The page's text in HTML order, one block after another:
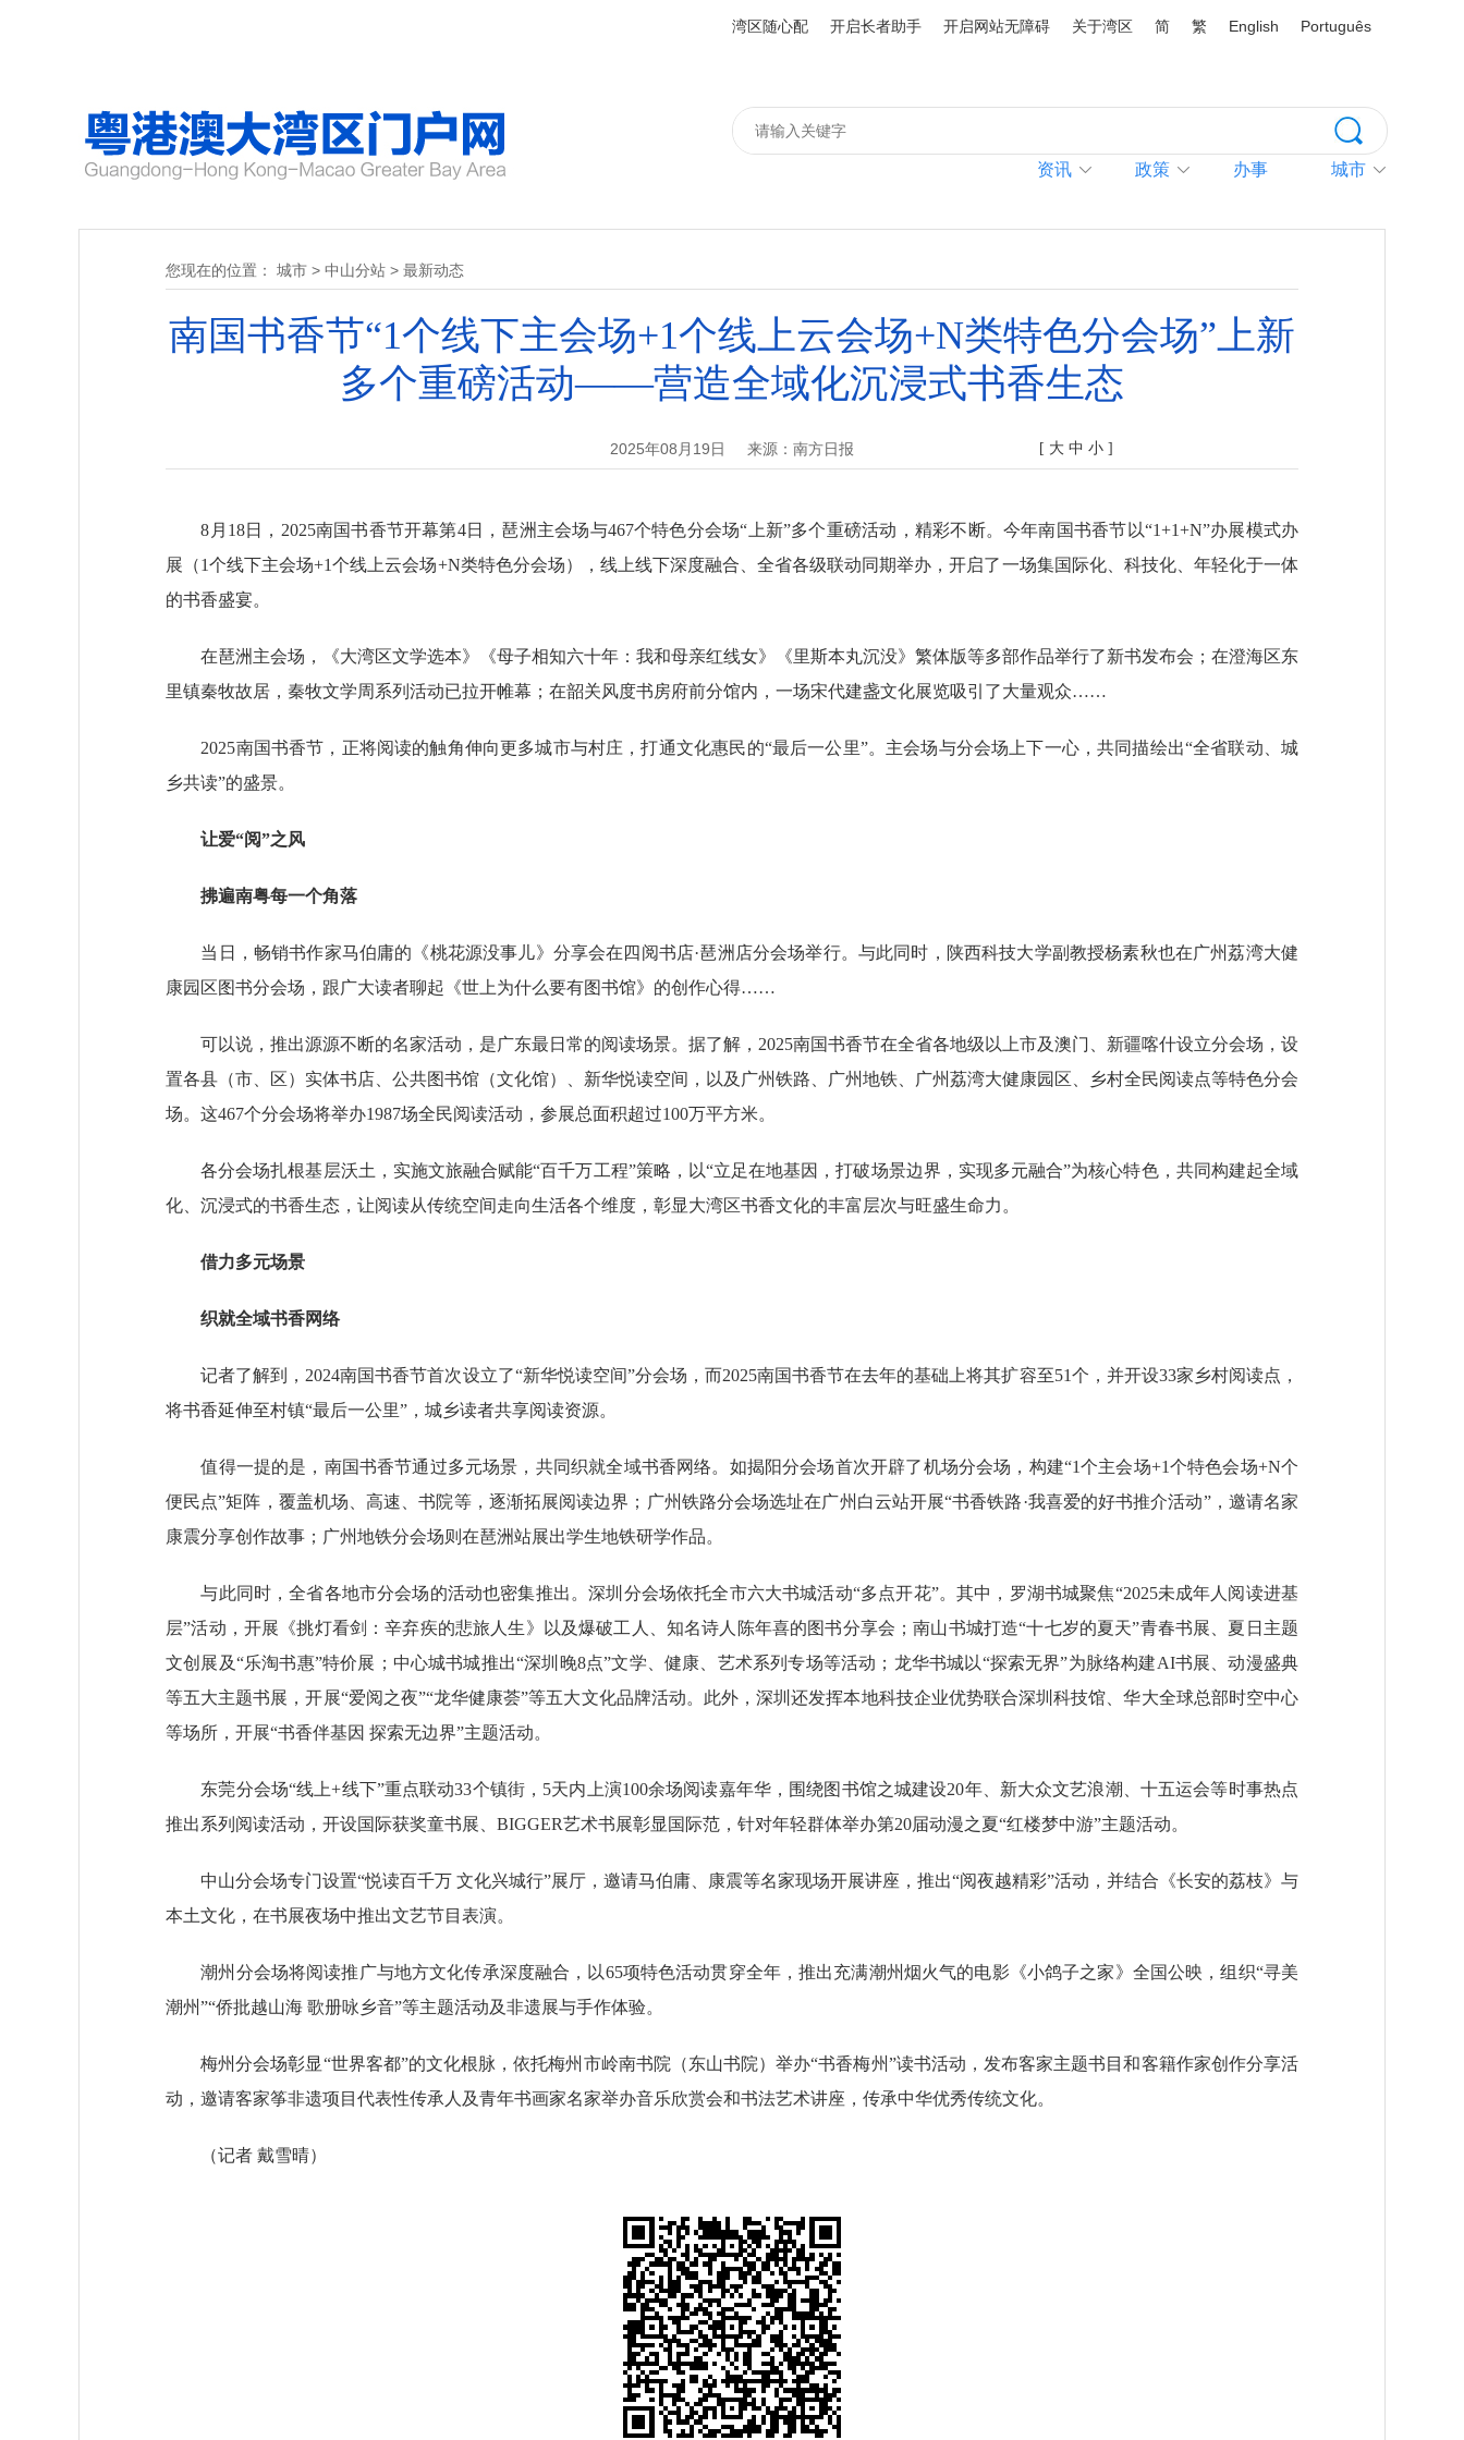
湾区随心配 开启长者助手 开启网站无障碍 关于湾区 简 繁 English Português
资讯 政策 办事 城市
您现在的位置： 城市 > 中山分站 > 最新动态
南国书香节“1个线下主会场+1个线上云会场+N类特色分会场”上新
多个重磅活动——营造全域化沉浸式书香生态
2025年08月19日 来源：南方日报 [ 大 中 小 ]
8月18日，2025南国书香节开幕第4日，琶洲主会场与467个特色分会场“上新”多个重磅活动，精彩不断。今年南国书香节以“1+1+N”办展模式办
展（1个线下主会场+1个线上云会场+N类特色分会场），线上线下深度融合、全省各级联动同期举办，开启了一场集国际化、科技化、年轻化于一体
的书香盛宴。
在琶洲主会场，《大湾区文学选本》《母子相知六十年：我和母亲红线女》《里斯本丸沉没》繁体版等多部作品举行了新书发布会；在澄海区东
里镇秦牧故居，秦牧文学周系列活动已拉开帷幕；在韶关风度书房府前分馆内，一场宋代建盏文化展览吸引了大量观众……
2025南国书香节，正将阅读的触角伸向更多城市与村庄，打通文化惠民的“最后一公里”。主会场与分会场上下一心，共同描绘出“全省联动、城
乡共读”的盛景。
让爱“阅”之风
拂遍南粤每一个角落
当日，畅销书作家马伯庸的《桃花源没事儿》分享会在四阅书店·琶洲店分会场举行。与此同时，陕西科技大学副教授杨素秋也在广州荔湾大健
康园区图书分会场，跟广大读者聊起《世上为什么要有图书馆》的创作心得……
可以说，推出源源不断的名家活动，是广东最日常的阅读场景。据了解，2025南国书香节在全省各地级以上市及澳门、新疆喀什设立分会场，设
置各县（市、区）实体书店、公共图书馆（文化馆）、新华悦读空间，以及广州铁路、广州地铁、广州荔湾大健康园区、乡村全民阅读点等特色分会
场。这467个分会场将举办1987场全民阅读活动，参展总面积超过100万平方米。
各分会场扎根基层沃土，实施文旅融合赋能“百千万工程”策略，以“立足在地基因，打破场景边界，实现多元融合”为核心特色，共同构建起全域
化、沉浸式的书香生态，让阅读从传统空间走向生活各个维度，彰显大湾区书香文化的丰富层次与旺盛生命力。
借力多元场景
织就全域书香网络
记者了解到，2024南国书香节首次设立了“新华悦读空间”分会场，而2025南国书香节在去年的基础上将其扩容至51个，并开设33家乡村阅读点，
将书香延伸至村镇“最后一公里”，城乡读者共享阅读资源。
值得一提的是，南国书香节通过多元场景，共同织就全域书香网络。如揭阳分会场首次开辟了机场分会场，构建“1个主会场+1个特色会场+N个
便民点”矩阵，覆盖机场、高速、书院等，逐渐拓展阅读边界；广州铁路分会场选址在广州白云站开展“书香铁路·我喜爱的好书推介活动”，邀请名家
康震分享创作故事；广州地铁分会场则在琶洲站展出学生地铁研学作品。
与此同时，全省各地市分会场的活动也密集推出。深圳分会场依托全市六大书城活动“多点开花”。其中，罗湖书城聚焦“2025未成年人阅读进基
层”活动，开展《挑灯看剑：辛弃疾的悲旅人生》以及爆破工人、知名诗人陈年喜的图书分享会；南山书城打造“十七岁的夏天”青春书展、夏日主题
文创展及“乐淘书惠”特价展；中心城书城推出“深圳晚8点”文学、健康、艺术系列专场等活动；龙华书城以“探索无界”为脉络构建AI书展、动漫盛典
等五大主题书展，开展“爱阅之夜”“龙华健康荟”等五大文化品牌活动。此外，深圳还发挥本地科技企业优势联合深圳科技馆、华大全球总部时空中心
等场所，开展“书香伴基因 探索无边界”主题活动。
东莞分会场“线上+线下”重点联动33个镇街，5天内上演100余场阅读嘉年华，围绕图书馆之城建设20年、新大众文艺浪潮、十五运会等时事热点
推出系列阅读活动，开设国际获奖童书展、BIGGER艺术书展彰显国际范，针对年轻群体举办第20届动漫之夏“红楼梦中游”主题活动。
中山分会场专门设置“悦读百千万 文化兴城行”展厅，邀请马伯庸、康震等名家现场开展讲座，推出“阅夜越精彩”活动，并结合《长安的荔枝》与
本土文化，在书展夜场中推出文艺节目表演。
潮州分会场将阅读推广与地方文化传承深度融合，以65项特色活动贯穿全年，推出充满潮州烟火气的电影《小鸽子之家》全国公映，组织“寻美
潮州”“侨批越山海 歌册咏乡音”等主题活动及非遗展与手作体验。
梅州分会场彰显“世界客都”的文化根脉，依托梅州市岭南书院（东山书院）举办“书香梅州”读书活动，发布客家主题书目和客籍作家创作分享活
动，邀请客家筝非遗项目代表性传承人及青年书画家名家举办音乐欣赏会和书法艺术讲座，传承中华优秀传统文化。
（记者 戴雪晴）